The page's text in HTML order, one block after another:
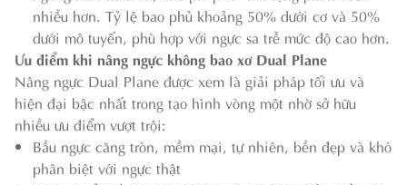
nhiều hơn. Tỷ lệ bao phủ khoảng 50% dưới cơ và 50%
dưới mô tuyến, phù hợp với ngực sa trễ mức độ cao hơn.
Ưu điểm khi nâng ngực không bao xơ Dual Plane
Nâng ngực Dual Plane được xem là giải pháp tối ưu và
hiện đại bậc nhất trong tạo hình vòng một nhờ sở hữu
nhiều ưu điểm vượt trội:
Bầu ngực căng tròn, mềm mại, tự nhiên, bền đẹp và khó
phân biệt với ngực thật